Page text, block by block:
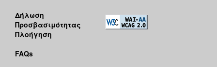
Δήλωση
Προσβασιμότητας
Πλοήγηση
FAQs